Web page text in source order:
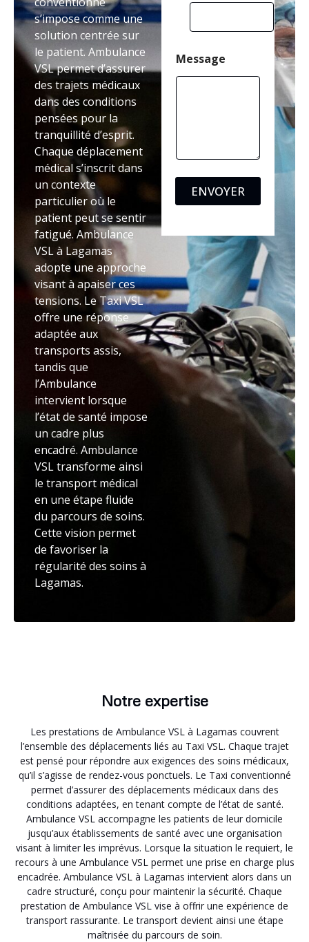
s’impose comme une
solution centrée sur
le patient. Ambulance
VSL permet d’assurer
des trajets médicaux
dans des conditions
pensées pour la
tranquillité d’esprit.
Chaque déplacement
médical s’inscrit dans
un contexte
particulier où le
patient peut se sentir
fatigué. Ambulance
VSL à Lagamas
adopte une approche
visant à apaiser ces
tensions. Le Taxi VSL
offre une réponse
adaptée aux
transports assis,
tandis que
l’Ambulance
intervient lorsque
l’état de santé impose
un cadre plus
encadré. Ambulance
VSL transforme ainsi
le transport médical
en une étape fluide
du parcours de soins.
Cette vision permet
de favoriser la
régularité des soins à
Lagamas.
Message
ENVOYER
Notre expertise
Les prestations de Ambulance VSL à Lagamas couvrent
l’ensemble des déplacements liés au Taxi VSL. Chaque trajet
est pensé pour répondre aux exigences des soins médicaux,
qu’il s’agisse de rendez-vous ponctuels. Le Taxi conventionné
permet d’assurer des déplacements médicaux dans des
conditions adaptées, en tenant compte de l’état de santé.
Ambulance VSL accompagne les patients de leur domicile
jusqu’aux établissements de santé avec une organisation
visant à limiter les imprévus. Lorsque la situation le requiert, le
recours à une Ambulance VSL permet une prise en charge plus
encadrée. Ambulance VSL à Lagamas intervient alors dans un
cadre structuré, conçu pour maintenir la sécurité. Chaque
prestation de Ambulance VSL vise à offrir une expérience de
transport rassurante. Le transport devient ainsi une étape
maîtrisée du parcours de soin.